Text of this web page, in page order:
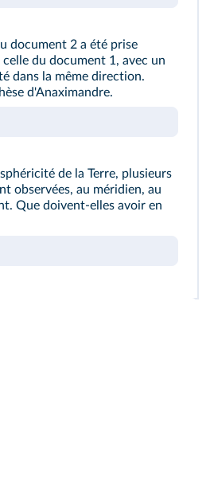
document 2 a été prise
du document 1, avec un
dans la même direction.
d'Anaximandre.
de la Terre, plusieurs
observées, au méridien, au
Que doivent-elles avoir en